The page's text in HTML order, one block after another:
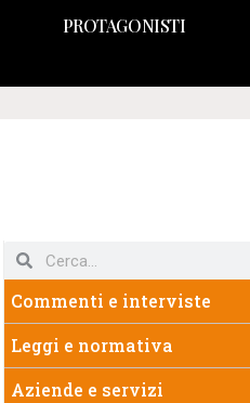
PROTAGONISTI
Commenti e interviste
Leggi e normativa
Aziende e servizi